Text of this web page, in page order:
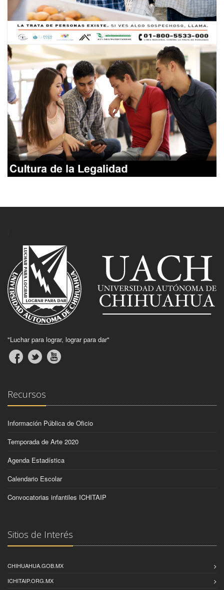
"Luchar para lograr, lograr para dar"
Recursos
Información Pública de Oficio
Temporada de Arte 2020
Agenda Estadística
Calendario Escolar
Convocatorias infantiles ICHITAIP
Sitios de Interés
CHIHUAHUA.GOB.MX
ICHITAIP.ORG.MX